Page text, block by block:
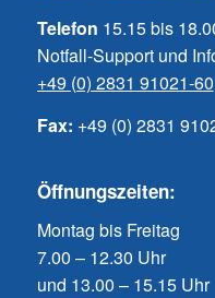
Telefon 15.15 bis
Notfall-Support und
+49 (0) 2831 91021-60
Fax: +49 (0) 2831
Öffnungszeiten:
Montag bis Freitag
7.00 – 12.30 Uhr
und 13.00 – 15.15 Uhr